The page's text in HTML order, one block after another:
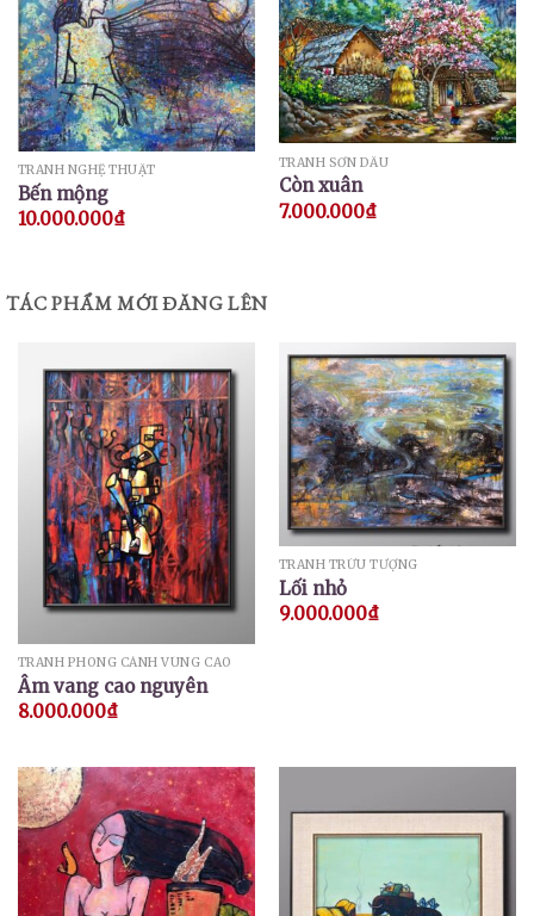
TRANH NGHỆ THUẬT
Bến mộng
10.000.000₫
TRANH SƠN DẦU
Còn xuân
7.000.000₫
TÁC PHẨM MỚI ĐĂNG LÊN
TRANH PHONG CẢNH VÙNG CAO
Âm vang cao nguyên
8.000.000₫
TRANH TRỪU TƯỢNG
Lối nhỏ
9.000.000₫